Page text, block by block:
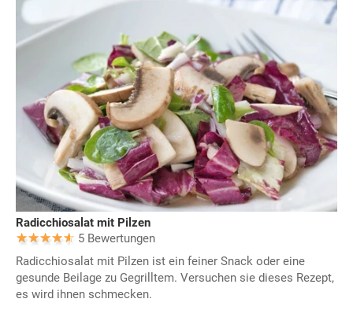
Radicchiosalat mit Pilzen
5 Bewertungen
Radicchiosalat mit Pilzen ist ein feiner Snack oder eine
gesunde Beilage zu Gegrilltem. Versuchen sie dieses Rezept,
es wird ihnen schmecken.